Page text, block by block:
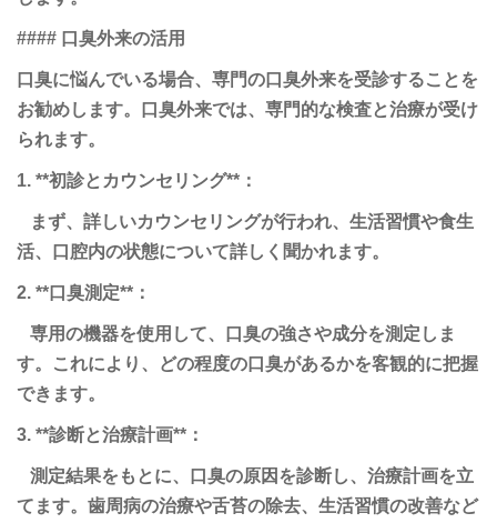
#### 口臭外来の活用
口臭に悩んでいる場合、専門の口臭外来を受診することを
お勧めします。口臭外来では、専門的な検査と治療が受け
られます。
1. **初診とカウンセリング**：
まず、詳しいカウンセリングが行われ、生活習慣や食生
活、口腔内の状態について詳しく聞かれます。
2. **口臭測定**：
専用の機器を使用して、口臭の強さや成分を測定しま
す。これにより、どの程度の口臭があるかを客観的に把握
できます。
3. **診断と治療計画**：
測定結果をもとに、口臭の原因を診断し、治療計画を立
てます。歯周病の治療や舌苔の除去、生活習慣の改善など